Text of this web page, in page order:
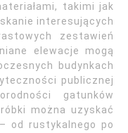
takimi jak
interesujących
zestawień
elewacje mogą
budynkach
publicznej
gatunków
można uzyskać
od rustykalnego po